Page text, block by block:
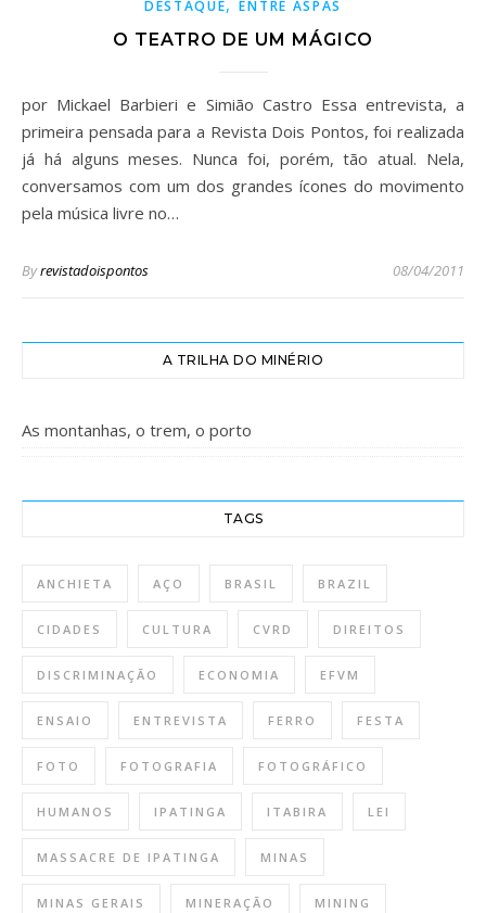
DESTAQUE,ENTRE ASPAS
O TEATRO DE UM MÁGICO
por Mickael Barbieri e Simião Castro Essa entrevista, a
primeira pensada para a Revista Dois Pontos, foi realizada
já há alguns meses. Nunca foi, porém, tão atual. Nela,
conversamos com um dos grandes ícones do movimento
pela música livre no…
Byrevistadoispontos 08/04/2011
A TRILHA DO MINÉRIO
As montanhas, o trem, o porto
TAGS
ANCHIETA AÇO BRASIL BRAZIL
CIDADES CULTURA CVRD DIREITOS
DISCRIMINAÇÃO ECONOMIA EFVM
ENSAIO ENTREVISTA FERRO FESTA
FOTO FOTOGRAFIA FOTOGRÁFICO
HUMANOS IPATINGA ITABIRA LEI
MASSACRE DE IPATINGA MINAS
MINAS GERAIS MINERAÇÃO MINING